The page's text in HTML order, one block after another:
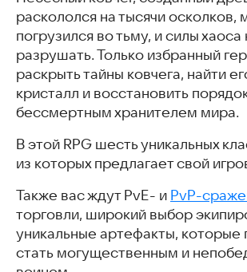
раскололся на тысячи осколков,
погрузился во тьму, и силы хаоса
разрушать. Только избранный
раскрыть тайны ковчега, найти
кристалл и восстановить
бессмертным хранителем мира.
В этой RPG шесть уникальных
из которых предлагает свой
Также вас ждут PvE- и PvP-
торговли, широкий выбор
уникальные артефакты, которые
стать могущественным и